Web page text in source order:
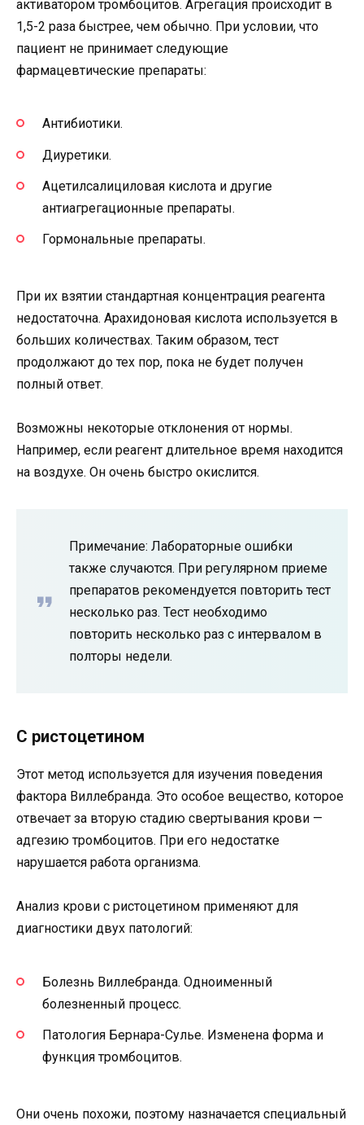
активатором тромбоцитов. Агрегация происходит в
1,5-2 раза быстрее, чем обычно. При условии, что
пациент не принимает следующие
фармацевтические препараты:
Антибиотики.
Диуретики.
Ацетилсалициловая кислота и другие
антиагрегационные препараты.
Гормональные препараты.
При их взятии стандартная концентрация реагента
недостаточна. Арахидоновая кислота используется в
больших количествах. Таким образом, тест
продолжают до тех пор, пока не будет получен
полный ответ.
Возможны некоторые отклонения от нормы.
Например, если реагент длительное время находится
на воздухе. Он очень быстро окислится.
Примечание: Лабораторные ошибки
также случаются. При регулярном приеме
препаратов рекомендуется повторить тест
несколько раз. Тест необходимо
повторить несколько раз с интервалом в
полторы недели.
С ристоцетином
Этот метод используется для изучения поведения
фактора Виллебранда. Это особое вещество, которое
отвечает за вторую стадию свертывания крови —
адгезию тромбоцитов. При его недостатке
нарушается работа организма.
Анализ крови с ристоцетином применяют для
диагностики двух патологий:
Болезнь Виллебранда. Одноименный
болезненный процесс.
Патология Бернара-Сулье. Изменена форма и
функция тромбоцитов.
Они очень похожи, поэтому назначается специальный